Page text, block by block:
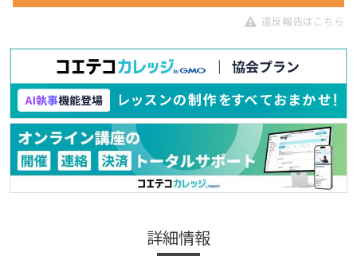
違反報告はこちら
詳細情報